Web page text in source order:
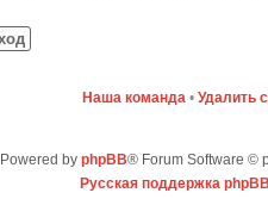
Наша команда • Удалить
Powered by phpBB® Forum Software ©
Русская поддержка